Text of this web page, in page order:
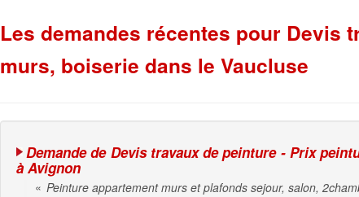
Les demandes récentes pour Devis
murs, boiserie dans le Vaucluse
Demande de Devis travaux de peinture - Prix
à Avignon
« Peinture appartement murs et plafonds sejour, salon,